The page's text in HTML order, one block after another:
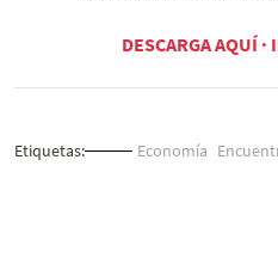
DESCARGA AQUÍ
Etiquetas: Economía